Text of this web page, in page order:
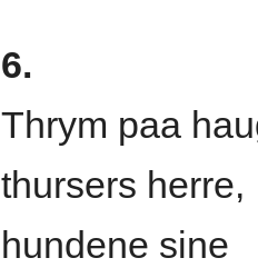
6.
Thrym paa
thursers herre,
hundene sine